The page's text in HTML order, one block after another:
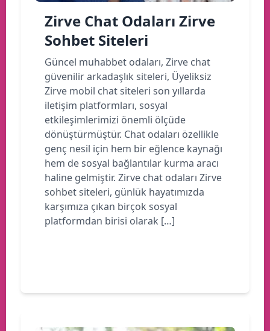
Zirve Chat Odaları Zirve
Sohbet Siteleri
Güncel muhabbet odaları, Zirve chat
güvenilir arkadaşlık siteleri, Üyeliksiz
Zirve mobil chat siteleri son yıllarda
iletişim platformları, sosyal
etkileşimlerimizi önemli ölçüde
dönüştürmüştür. Chat odaları özellikle
genç nesil için hem bir eğlence kaynağı
hem de sosyal bağlantılar kurma aracı
haline gelmiştir. Zirve chat odaları Zirve
sohbet siteleri, günlük hayatımızda
karşımıza çıkan birçok sosyal
platformdan birisi olarak […]